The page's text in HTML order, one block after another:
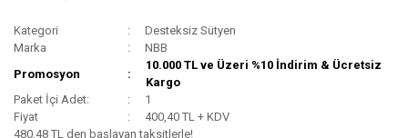
Kategori
Desteksiz Sütyen
Marka
NBB
Promosyon
10.000 TL ve Üzeri %10 İndirim & Ücretsiz
Kargo
Paket İçi Adet:
1
Fiyat
400,40 TL + KDV
480,48 TL den başlayan taksitlerle!